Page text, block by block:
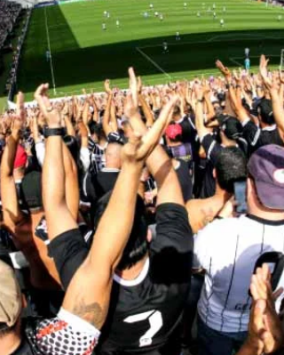
2021, ouvimos, inúmeras vezes, a
"Tomara que este ano termine logo". E,
que o...